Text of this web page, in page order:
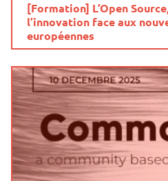
[Formation] L’Open
l’innovation face aux
européennes